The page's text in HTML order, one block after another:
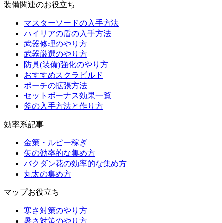
装備関連のお役立ち
マスターソードの入手方法
ハイリアの盾の入手方法
武器修理のやり方
武器厳選のやり方
防具(装備)強化のやり方
おすすめスクラビルド
ポーチの拡張方法
セットボーナス効果一覧
斧の入手方法と作り方
効率系記事
金策・ルピー稼ぎ
矢の効率的な集め方
バクダン花の効率的な集め方
丸太の集め方
マップお役立ち
寒さ対策のやり方
暑さ対策のやり方